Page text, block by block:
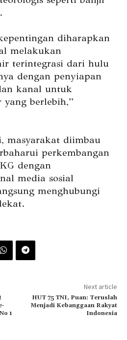
diharapkan
melakukan
terintegrasi dari hulu
dengan penyiapan
kanal untuk
berlebih,”
masyarakat diimbau
perkembangan
dengan
media sosial
menghubungi
1
Next article
HUT 75 TNI, Puan: Teruslah
Menjadi Kebanggaan Rakyat
Indonesia